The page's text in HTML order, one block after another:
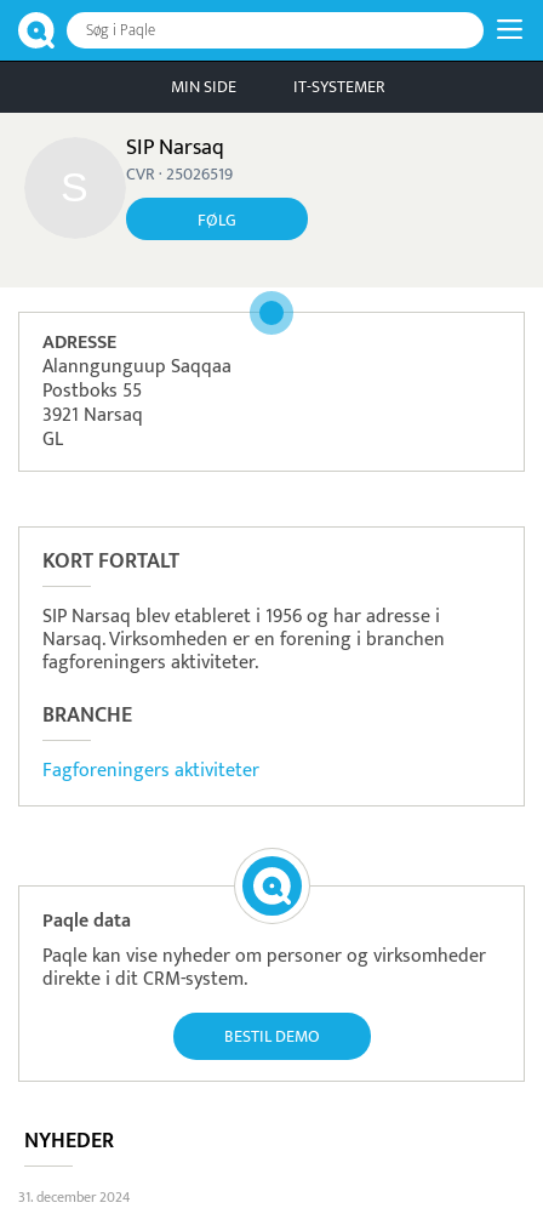
Søg i Paqle
MIN SIDE IT-SYSTEMER
SIP Narsaq
CVR · 25026519
FØLG
ADRESSE
Alanngunguup Saqqaa
Postboks 55
3921 Narsaq
GL
KORT FORTALT
SIP Narsaq blev etableret i 1956 og har adresse i
Narsaq. Virksomheden er en forening i branchen
fagforeningers aktiviteter.
BRANCHE
Fagforeningers aktiviteter
Paqle data
Paqle kan vise nyheder om personer og virksomheder
direkte i dit CRM-system.
BESTIL DEMO
NYHEDER
31. december 2024